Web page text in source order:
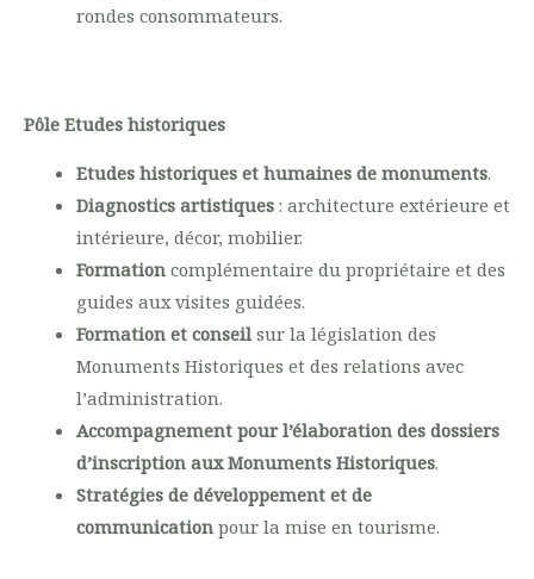
rondes consommateurs.
Pôle Etudes historiques
Etudes historiques et humaines de monuments.
Diagnostics artistiques: architecture extérieure et
intérieure, décor, mobilier.
Formationcomplémentaire du propriétaire et des
guides aux visites guidées.
Formation et conseilsur la législation des
Monuments Historiques et des relations avec
l’administration.
Accompagnement pour l’élaboration des dossiers
d’inscription aux Monuments Historiques.
Stratégies de développement et de
communicationpour la mise en tourisme.